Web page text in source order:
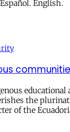
English.
educational
the
of the